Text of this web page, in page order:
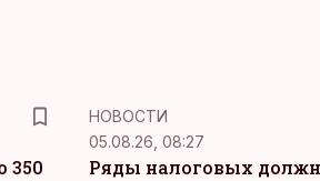
350
НОВОСТИ
05.08.26, 08:27
Ряды налоговых